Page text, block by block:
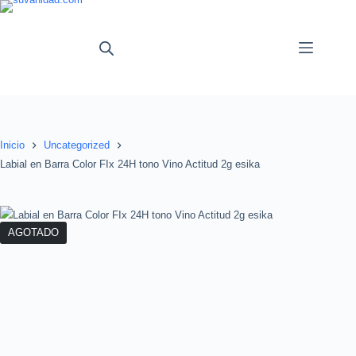
Saltar
Inicio
Uncategorized
Labial en Barra Color FIx 24H tono Vino Actitud 2g esika
AGOTADO